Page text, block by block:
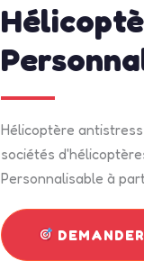
Hélicoptère
sociétés
Personnalisable à